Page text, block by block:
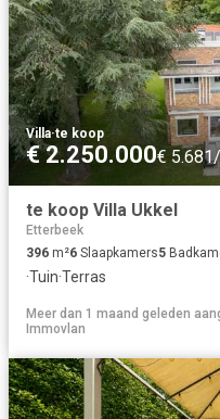
Villa·te koop
€ 2.250.000€
te koop Villa Ukkel
Etterbeek
396 m²6 Slaapkamers5
·Tuin·Terras
Meer dan 1 maand geleden
Immovlan